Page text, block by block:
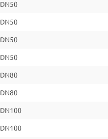
DN50
DN50
DN50
DN50
DN80
DN80
DN100
DN100